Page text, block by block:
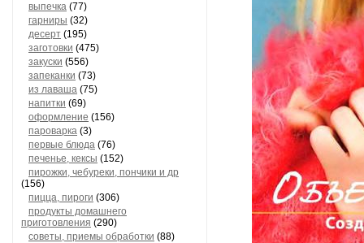
выпечка (77)
гарниры (32)
десерт (195)
заготовки (475)
закуски (556)
запеканки (73)
из лаваша (75)
напитки (69)
оформление (156)
пароварка (3)
первые блюда (76)
печенье, кексы (152)
пирожки, чебуреки, пончики и др
(156)
пицца, пироги (306)
продукты домашнего
приготовления (290)
советы, приемы обработки (88)